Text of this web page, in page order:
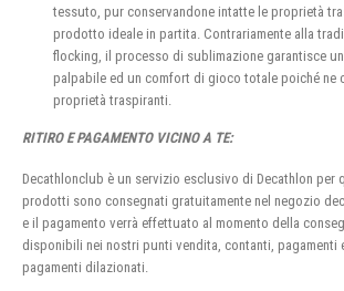
tessuto, pur conservandone intatte le proprietà
prodotto ideale in partita. Contrariamente alla
flocking, il processo di sublimazione garantisce
palpabile ed un comfort di gioco totale poiché ne
proprietà traspiranti.
RITIRO E PAGAMENTO VICINO A TE:
Decathlonclub è un servizio esclusivo di Decathlon
prodotti sono consegnati gratuitamente nel negozio
e il pagamento verrà effettuato al momento della
disponibili nei nostri punti vendita, contanti, pagamenti
pagamenti dilazionati.